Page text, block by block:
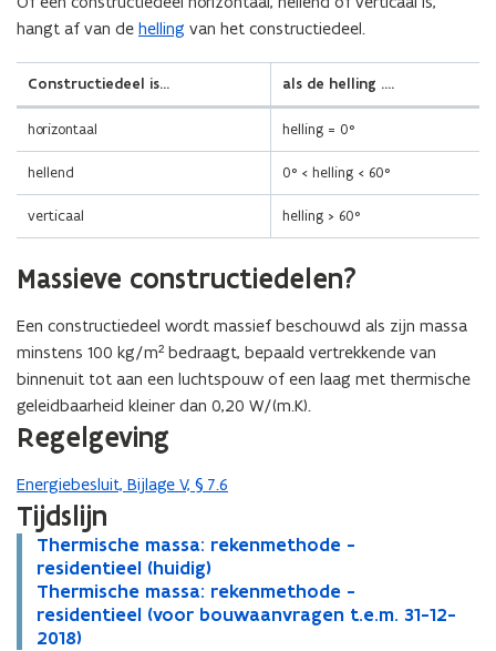
hangt af van de helling van het constructiedeel.
Constructiedeel is… als de helling ….
horizontaal helling = 0°
hellend 0° < helling < 60°
verticaal helling > 60°
Massieve constructiedelen?
Een constructiedeel wordt massief beschouwd als zijn massa
minstens 100 kg/m² bedraagt, bepaald vertrekkende van
binnenuit tot aan een luchtspouw of een laag met thermische
geleidbaarheid kleiner dan 0,20 W/(m.K).
Regelgeving
Energiebesluit, Bijlage V, § 7.6
Tijdslijn
T
h
e
r
m
Thermische massa: rekenmethode -
residentieel (huidig)
T
h
e
r
m
T
h
e
Thermische massa: rekenmethode -
residentieel (voor bouwaanvragen t.e.m. 31-12-
2018)
T
h
e